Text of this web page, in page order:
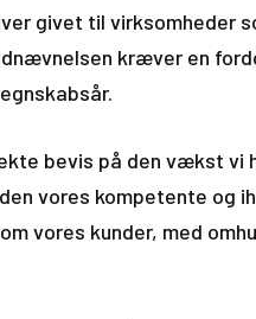
givet til virksomheder
kræver en
bevis på den vækst vi
vores kompetente og
vores kunder, med